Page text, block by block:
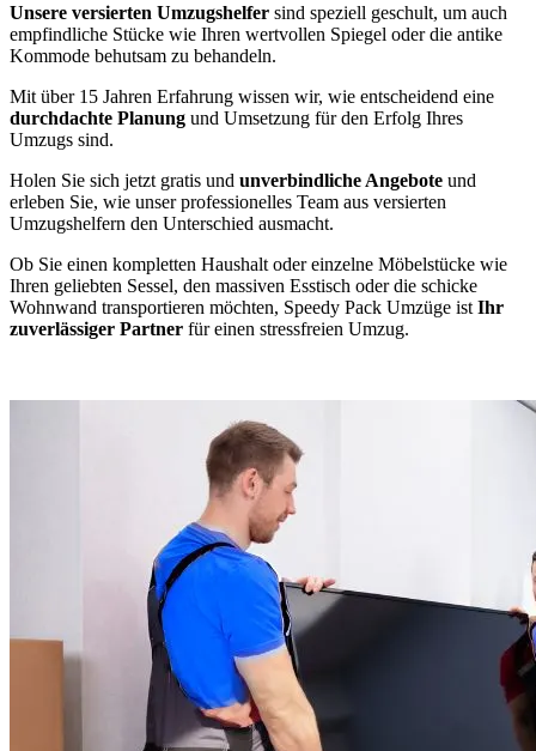
Unsere versierten Umzugshelfer sind speziell geschult, um auch
empfindliche Stücke wie Ihren wertvollen Spiegel oder die antike
Kommode behutsam zu behandeln.
Mit über 15 Jahren Erfahrung wissen wir, wie entscheidend eine
durchdachte Planung und Umsetzung für den Erfolg Ihres
Umzugs sind.
Holen Sie sich jetzt gratis und unverbindliche Angebote und
erleben Sie, wie unser professionelles Team aus versierten
Umzugshelfern den Unterschied ausmacht.
Ob Sie einen kompletten Haushalt oder einzelne Möbelstücke wie
Ihren geliebten Sessel, den massiven Esstisch oder die schicke
Wohnwand transportieren möchten, Speedy Pack Umzüge ist Ihr
zuverlässiger Partner für einen stressfreien Umzug.